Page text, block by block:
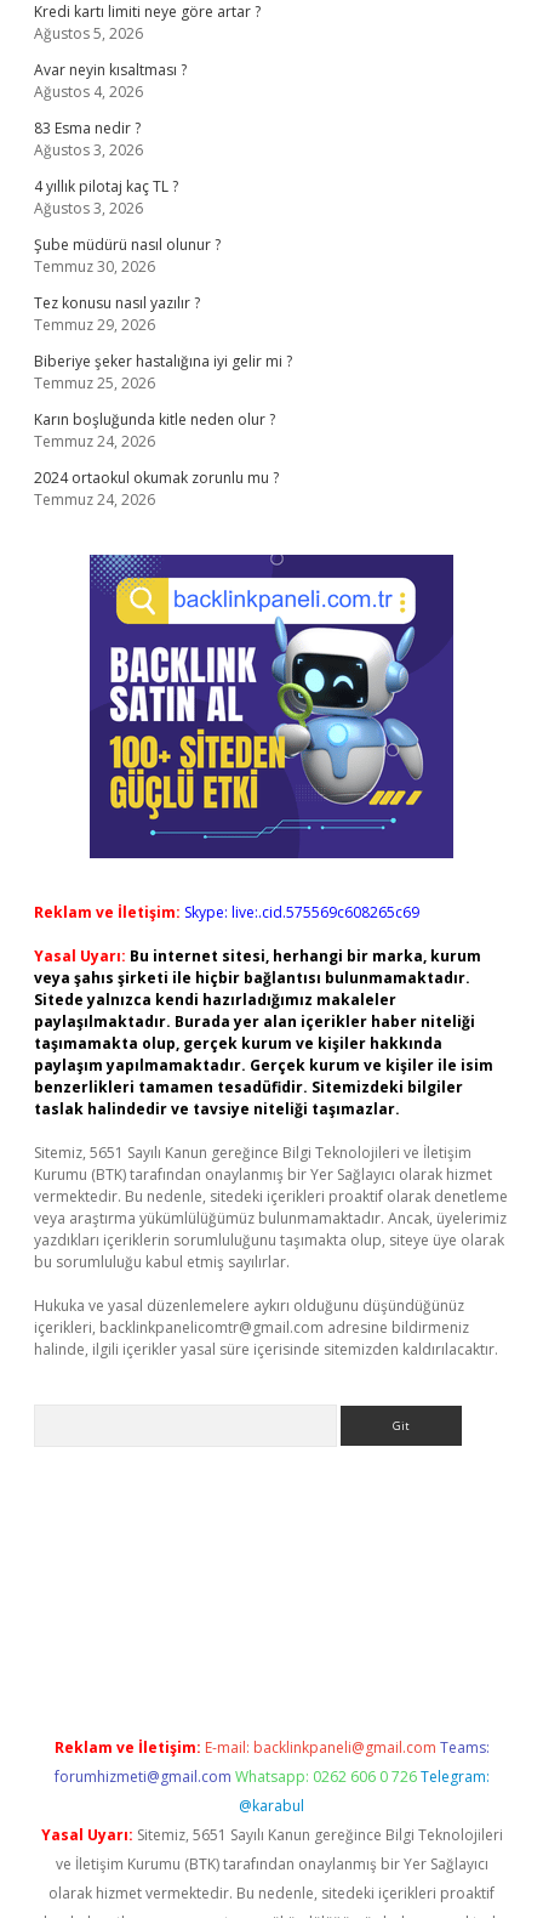
Kredi kartı limiti neye göre artar ?
Ağustos 5, 2026
Avar neyin kısaltması ?
Ağustos 4, 2026
83 Esma nedir ?
Ağustos 3, 2026
4 yıllık pilotaj kaç TL ?
Ağustos 3, 2026
Şube müdürü nasıl olunur ?
Temmuz 30, 2026
Tez konusu nasıl yazılır ?
Temmuz 29, 2026
Biberiye şeker hastalığına iyi gelir mi ?
Temmuz 25, 2026
Karın boşluğunda kitle neden olur ?
Temmuz 24, 2026
2024 ortaokul okumak zorunlu mu ?
Temmuz 24, 2026
Reklam ve İletişim: Skype: live:.cid.575569c608265c69
Yasal Uyarı: Bu internet sitesi, herhangi bir marka, kurum
veya şahıs şirketi ile hiçbir bağlantısı bulunmamaktadır.
Sitede yalnızca kendi hazırladığımız makaleler
paylaşılmaktadır. Burada yer alan içerikler haber niteliği
taşımamakta olup, gerçek kurum ve kişiler hakkında
paylaşım yapılmamaktadır. Gerçek kurum ve kişiler ile isim
benzerlikleri tamamen tesadüfidir. Sitemizdeki bilgiler
taslak halindedir ve tavsiye niteliği taşımazlar.
Sitemiz, 5651 Sayılı Kanun gereğince Bilgi Teknolojileri ve İletişim
Kurumu (BTK) tarafından onaylanmış bir Yer Sağlayıcı olarak hizmet
vermektedir. Bu nedenle, sitedeki içerikleri proaktif olarak denetleme
veya araştırma yükümlülüğümüz bulunmamaktadır. Ancak, üyelerimiz
yazdıkları içeriklerin sorumluluğunu taşımakta olup, siteye üye olarak
bu sorumluluğu kabul etmiş sayılırlar.
Hukuka ve yasal düzenlemelere aykırı olduğunu düşündüğünüz
içerikleri, backlinkpanelicomtr@gmail.com adresine bildirmeniz
halinde, ilgili içerikler yasal süre içerisinde sitemizden kaldırılacaktır.
Reklam ve İletişim: E-mail: backlinkpaneli@gmail.com Teams:
forumhizmeti@gmail.com Whatsapp: 0262 606 0 726 Telegram:
@karabul
Yasal Uyarı: Sitemiz, 5651 Sayılı Kanun gereğince Bilgi Teknolojileri
ve İletişim Kurumu (BTK) tarafından onaylanmış bir Yer Sağlayıcı
olarak hizmet vermektedir. Bu nedenle, sitedeki içerikleri proaktif